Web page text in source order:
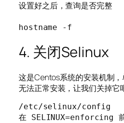
设置好之后，查询是否完整
hostname -f
4. 关闭Selinux
这是Centos系统的安装机制
无法正常安装，让我们关掉它
/etc/selinux/config
在 SELINUX=enforcing 前